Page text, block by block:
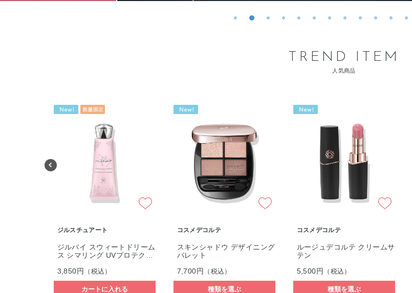
TREND ITEM
人気商品
コスメデコルテ
スキンシャドウ デザイニング
パレット
7,700円
（税込）
種類を選ぶ
コスメデコルテ
ルージュデコルテ クリームサ
テン
5,500円
（税込）
種類を選ぶ
コスメデコルテ
コンフォート デイミスト メ
イクアップ フィックス
3,960円
（税込）
カートに入れる